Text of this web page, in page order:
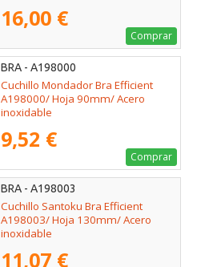
16,00 €
Comprar
BRA - A198000
Cuchillo Mondador Bra Efficient
A198000/ Hoja 90mm/ Acero
inoxidable
9,52 €
Comprar
BRA - A198003
Cuchillo Santoku Bra Efficient
A198003/ Hoja 130mm/ Acero
inoxidable
11,07 €